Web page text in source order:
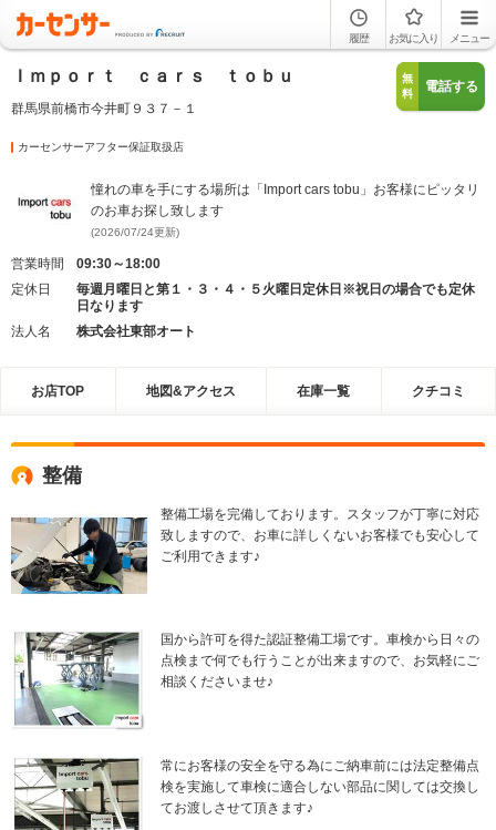
履歴 お気に入り メニュー
Ｉｍｐｏｒｔ ｃａｒｓ ｔｏｂｕ
群馬県前橋市今井町９３７－１
無
料
電話する
カーセンサーアフター保証取扱店
憧れの車を手にする場所は「Import cars tobu」お客様にピッタリ
のお車お探し致します
(2026/07/24更新)
営業時間
09:30～18:00
定休日
毎週月曜日と第１・３・４・５火曜日定休日※祝日の場合でも定休
日なります
法人名
株式会社東部オート
お店TOP 地図&アクセス 在庫一覧 クチコミ
整備
整備工場を完備しております。スタッフが丁寧に対応
致しますので、お車に詳しくないお客様でも安心して
ご利用できます♪
国から許可を得た認証整備工場です。車検から日々の
点検まで何でも行うことが出来ますので、お気軽にご
相談くださいませ♪
常にお客様の安全を守る為にご納車前には法定整備点
検を実施して車検に適合しない部品に関しては交換し
てお渡しさせて頂きます♪